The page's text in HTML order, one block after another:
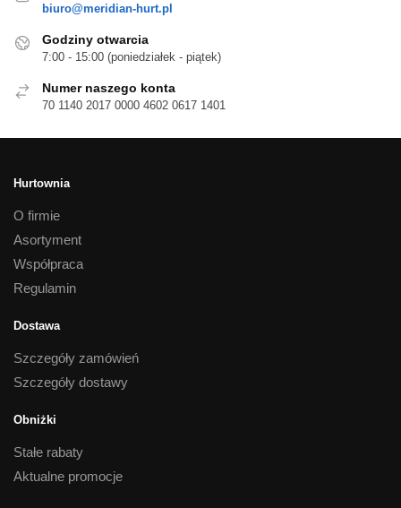
biuro@meridian-hurt.pl
Godziny otwarcia
7:00 - 15:00 (poniedziałek - piątek)
Numer naszego konta
70 1140 2017 0000 4602 0617 1401
Hurtownia
O firmie
Asortyment
Współpraca
Regulamin
Dostawa
Szczegóły zamówień
Szczegóły dostawy
Obniżki
Stałe rabaty
Aktualne promocje